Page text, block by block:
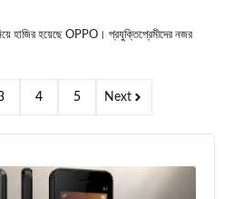
হাজির হয়েছে OPPO। প্রযুক্তিপ্রেমীদের নজর
4 5 Next